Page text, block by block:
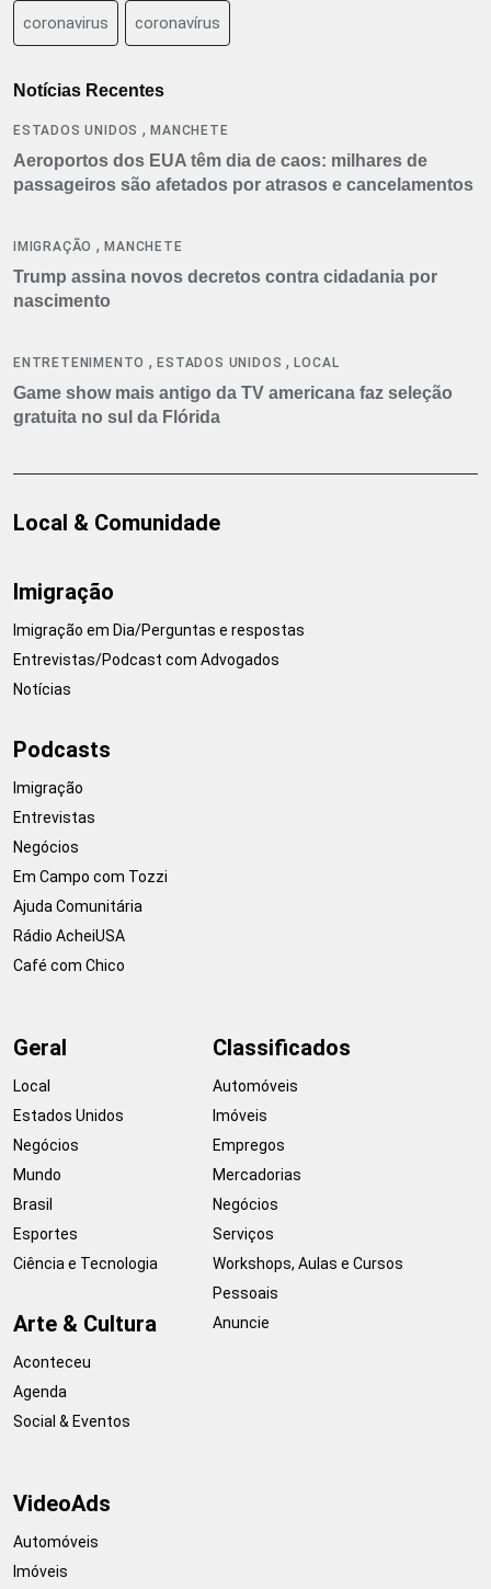
coronavirus coronavírus
Notícias Recentes
ESTADOS UNIDOS ,MANCHETE
Aeroportos dos EUA têm dia de caos: milhares de
passageiros são afetados por atrasos e cancelamentos
IMIGRAÇÃO ,MANCHETE
Trump assina novos decretos contra cidadania por
nascimento
ENTRETENIMENTO ,ESTADOS UNIDOS ,LOCAL
Game show mais antigo da TV americana faz seleção
gratuita no sul da Flórida
Local & Comunidade
Imigração
Imigração em Dia/Perguntas e respostas
Entrevistas/Podcast com Advogados
Notícias
Podcasts
Imigração
Entrevistas
Negócios
Em Campo com Tozzi
Ajuda Comunitária
Rádio AcheiUSA
Café com Chico
Geral
Local
Estados Unidos
Negócios
Mundo
Brasil
Esportes
Ciência e Tecnologia
Arte & Cultura
Aconteceu
Agenda
Social & Eventos
Classificados
Automóveis
Imóveis
Empregos
Mercadorias
Negócios
Serviços
Workshops, Aulas e Cursos
Pessoais
Anuncie
VideoAds
Automóveis
Imóveis